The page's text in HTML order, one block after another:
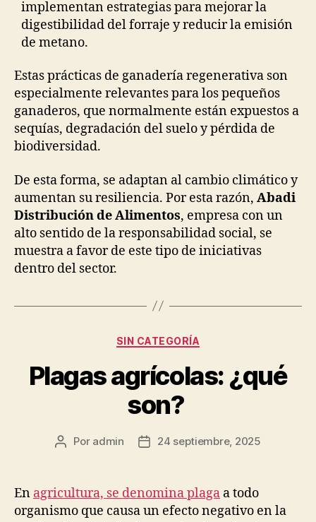
implementan estrategias para mejorar la
digestibilidad del forraje y reducir la emisión
de metano.
Estas prácticas de ganadería regenerativa son
especialmente relevantes para los pequeños
ganaderos, que normalmente están expuestos a
sequías, degradación del suelo y pérdida de
biodiversidad.
De esta forma, se adaptan al cambio climático y
aumentan su resiliencia. Por esta razón, Abadi
Distribución de Alimentos, empresa con un
alto sentido de la responsabilidad social, se
muestra a favor de este tipo de iniciativas
dentro del sector.
Categorías
SIN CATEGORÍA
Plagas agrícolas: ¿qué
son?
Autor
publicación
Por admin
Fecha
publicación
24 septiembre, 2025
En agricultura, se denomina plaga a todo
organismo que causa un efecto negativo en la